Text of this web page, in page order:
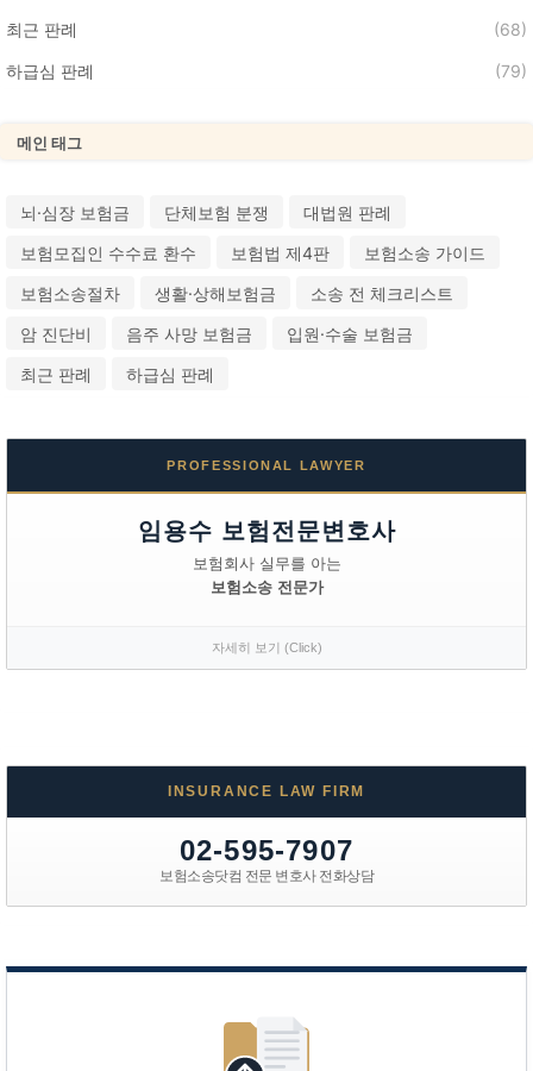
최근 판례 (68)
하급심 판례 (79)
메인 태그
뇌·심장 보험금 단체보험 분쟁
대법원 판례
보험모집인 수수료 환수
보험법 제4판
보험소송 가이드
보험소송절차
생활·상해보험금
소송 전 체크리스트
암 진단비
음주 사망 보험금
입원·수술 보험금
최근 판례
하급심 판례
PROFESSIONAL LAWYER
임용수 보험전문변호사
보험회사 실무를 아는
보험소송 전문가
자세히 보기 (Click)
INSURANCE LAW FIRM
02-595-7907
보험소송닷컴 전문 변호사 전화상담